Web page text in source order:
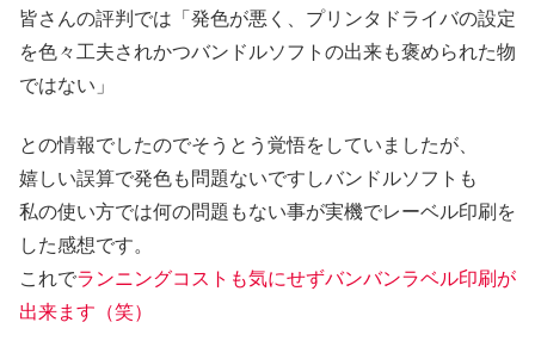
皆さんの評判では「発色が悪く、プリンタドライバの設定
を色々工夫されかつバンドルソフトの出来も褒められた物
ではない」
との情報でしたのでそうとう覚悟をしていましたが、
嬉しい誤算で発色も問題ないですしバンドルソフトも
私の使い方では何の問題もない事が実機でレーベル印刷を
した感想です。
これでランニングコストも気にせずバンバンラベル印刷が
出来ます（笑）